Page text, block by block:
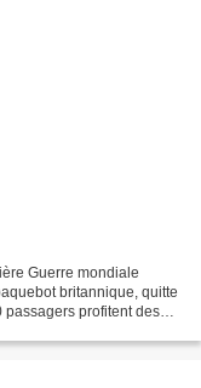
Guerre mondiale
britannique, quitte
passagers profitent des